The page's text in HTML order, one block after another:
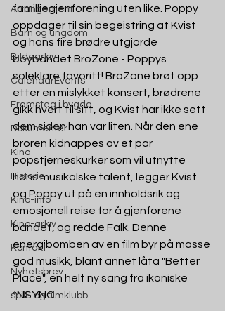
Arrangement
Barn og ungdom
Bildearkiv
CalendarEvents
Framsteg i bygda
Dokumenter
Kino
Historie
Kino-info
Kino-arkiv
Kontakt
Nyhetsbrev
spill- og filmklubb
familliegjenforening uten like. Poppy
oppdager til sin begeistring at Kvist
og hans fire brødre utgjorde
boybandet BroZone - Poppys
soleklare favoritt! BroZone brøt opp
etter en mislykket konsert, brødrene
gikk hvert til sitt, og Kvist har ikke sett
dem siden han var liten. Når den ene
broren kidnappes av et par
popstjerneskurker som vil utnytte
hans musikalske talent, legger Kvist
og Poppy ut på en innholdsrik og
emosjonell reise for å gjenforene
bandet, og redde Falk. Denne
energibomben av en film byr på masse
god musikk, blant annet låta "Better
Place", en helt ny sang fra ikoniske
*NSYNC.